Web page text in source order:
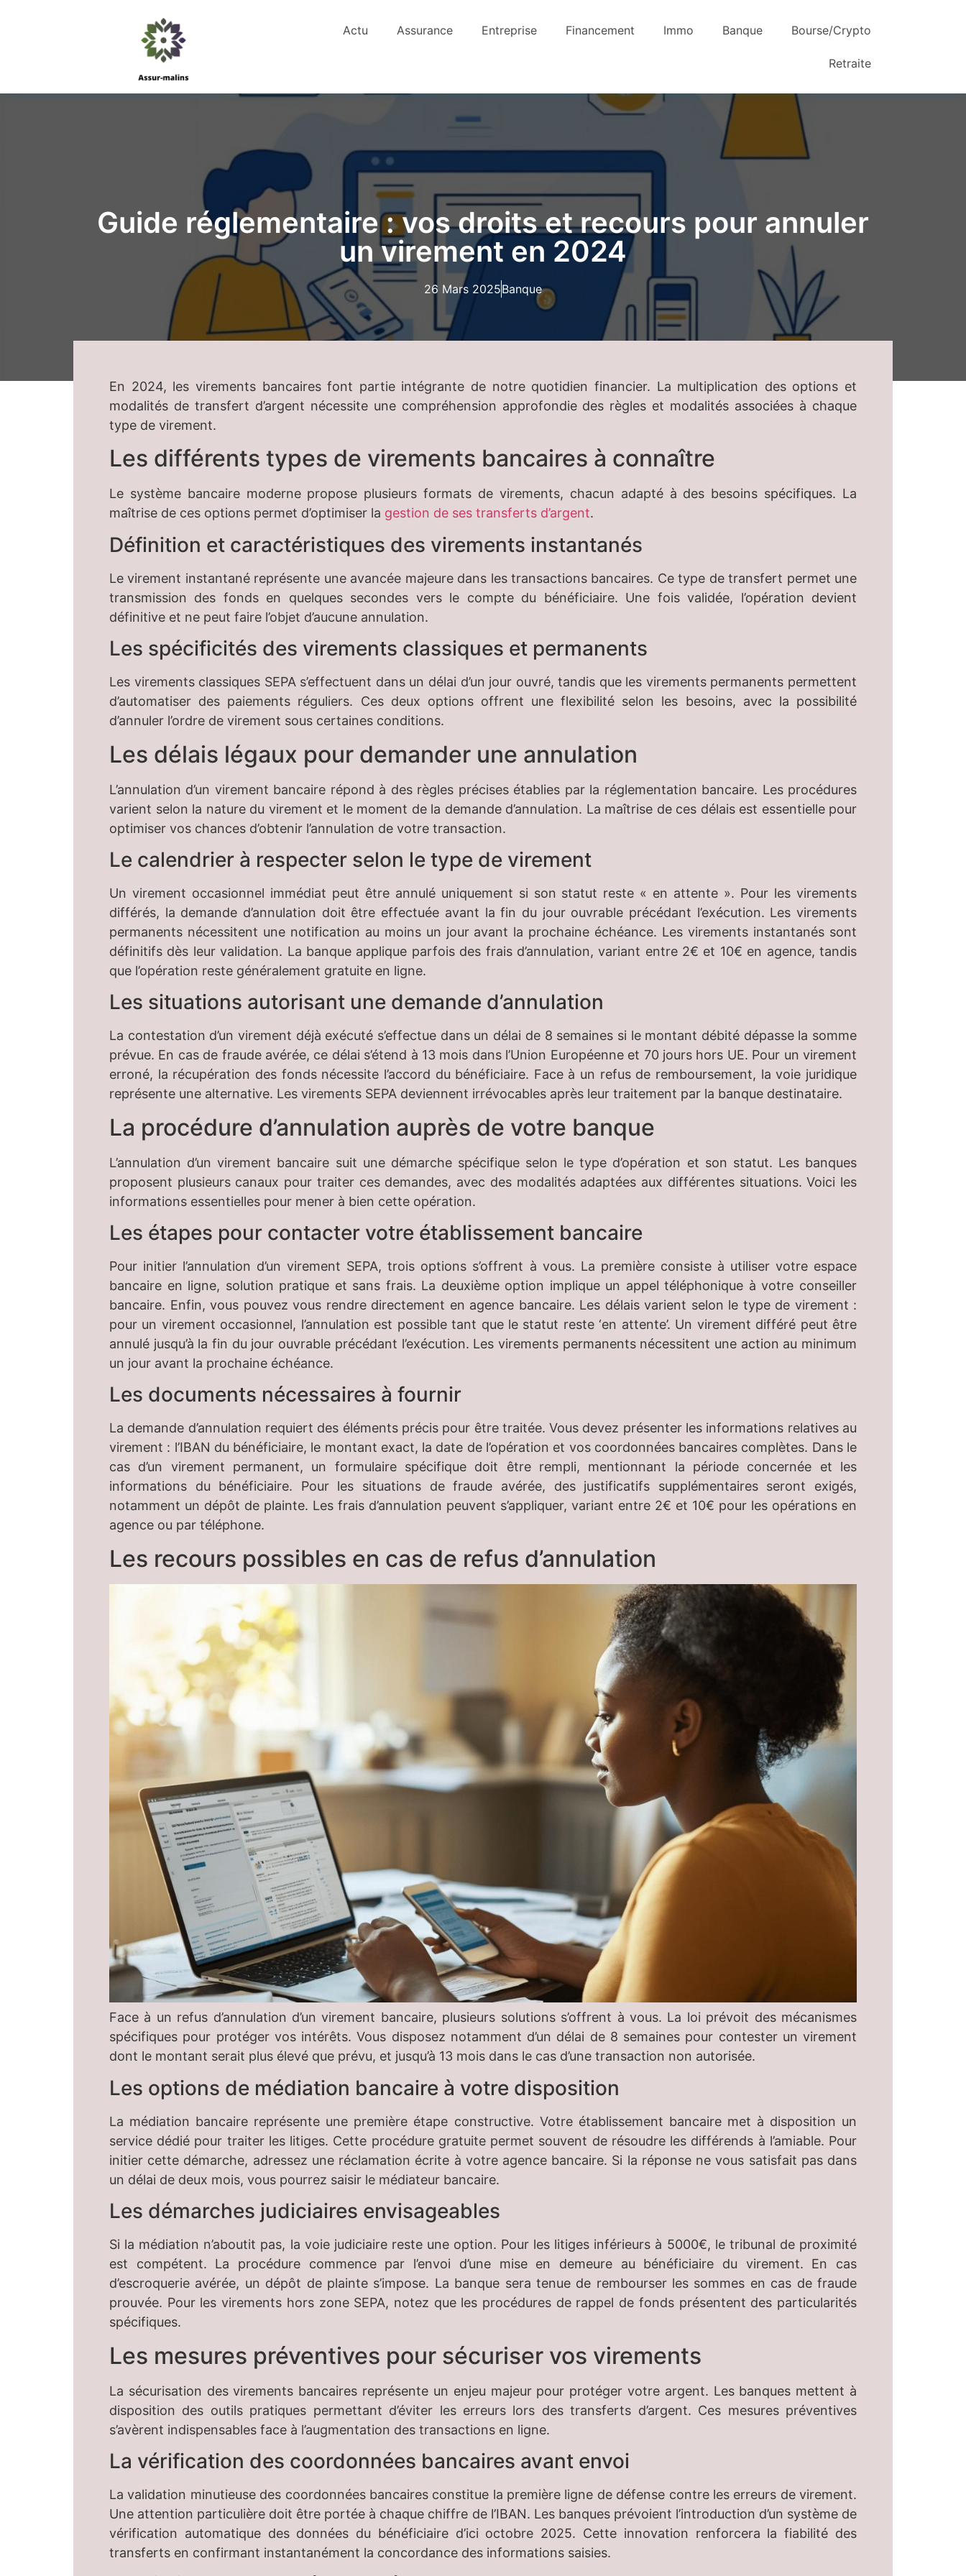
Actu Assurance Entreprise Financement Immo Banque Bourse/Crypto
Retraite
Guide réglementaire : vos droits et recours pour annuler
un virement en 2024
26 Mars 2025Banque
En 2024, les virements bancaires font partie intégrante de notre quotidien financier. La multiplication des options et
modalités de transfert d’argent nécessite une compréhension approfondie des règles et modalités associées à chaque
type de virement.
Les différents types de virements bancaires à connaître
Le système bancaire moderne propose plusieurs formats de virements, chacun adapté à des besoins spécifiques. La
maîtrise de ces options permet d’optimiser la gestion de ses transferts d’argent.
Définition et caractéristiques des virements instantanés
Le virement instantané représente une avancée majeure dans les transactions bancaires. Ce type de transfert permet une
transmission des fonds en quelques secondes vers le compte du bénéficiaire. Une fois validée, l’opération devient
définitive et ne peut faire l’objet d’aucune annulation.
Les spécificités des virements classiques et permanents
Les virements classiques SEPA s’effectuent dans un délai d’un jour ouvré, tandis que les virements permanents permettent
d’automatiser des paiements réguliers. Ces deux options offrent une flexibilité selon les besoins, avec la possibilité
d’annuler l’ordre de virement sous certaines conditions.
Les délais légaux pour demander une annulation
L’annulation d’un virement bancaire répond à des règles précises établies par la réglementation bancaire. Les procédures
varient selon la nature du virement et le moment de la demande d’annulation. La maîtrise de ces délais est essentielle pour
optimiser vos chances d’obtenir l’annulation de votre transaction.
Le calendrier à respecter selon le type de virement
Un virement occasionnel immédiat peut être annulé uniquement si son statut reste « en attente ». Pour les virements
différés, la demande d’annulation doit être effectuée avant la fin du jour ouvrable précédant l’exécution. Les virements
permanents nécessitent une notification au moins un jour avant la prochaine échéance. Les virements instantanés sont
définitifs dès leur validation. La banque applique parfois des frais d’annulation, variant entre 2€ et 10€ en agence, tandis
que l’opération reste généralement gratuite en ligne.
Les situations autorisant une demande d’annulation
La contestation d’un virement déjà exécuté s’effectue dans un délai de 8 semaines si le montant débité dépasse la somme
prévue. En cas de fraude avérée, ce délai s’étend à 13 mois dans l’Union Européenne et 70 jours hors UE. Pour un virement
erroné, la récupération des fonds nécessite l’accord du bénéficiaire. Face à un refus de remboursement, la voie juridique
représente une alternative. Les virements SEPA deviennent irrévocables après leur traitement par la banque destinataire.
La procédure d’annulation auprès de votre banque
L’annulation d’un virement bancaire suit une démarche spécifique selon le type d’opération et son statut. Les banques
proposent plusieurs canaux pour traiter ces demandes, avec des modalités adaptées aux différentes situations. Voici les
informations essentielles pour mener à bien cette opération.
Les étapes pour contacter votre établissement bancaire
Pour initier l’annulation d’un virement SEPA, trois options s’offrent à vous. La première consiste à utiliser votre espace
bancaire en ligne, solution pratique et sans frais. La deuxième option implique un appel téléphonique à votre conseiller
bancaire. Enfin, vous pouvez vous rendre directement en agence bancaire. Les délais varient selon le type de virement :
pour un virement occasionnel, l’annulation est possible tant que le statut reste ‘en attente’. Un virement différé peut être
annulé jusqu’à la fin du jour ouvrable précédant l’exécution. Les virements permanents nécessitent une action au minimum
un jour avant la prochaine échéance.
Les documents nécessaires à fournir
La demande d’annulation requiert des éléments précis pour être traitée. Vous devez présenter les informations relatives au
virement : l’IBAN du bénéficiaire, le montant exact, la date de l’opération et vos coordonnées bancaires complètes. Dans le
cas d’un virement permanent, un formulaire spécifique doit être rempli, mentionnant la période concernée et les
informations du bénéficiaire. Pour les situations de fraude avérée, des justificatifs supplémentaires seront exigés,
notamment un dépôt de plainte. Les frais d’annulation peuvent s’appliquer, variant entre 2€ et 10€ pour les opérations en
agence ou par téléphone.
Les recours possibles en cas de refus d’annulation
Face à un refus d’annulation d’un virement bancaire, plusieurs solutions s’offrent à vous. La loi prévoit des mécanismes
spécifiques pour protéger vos intérêts. Vous disposez notamment d’un délai de 8 semaines pour contester un virement
dont le montant serait plus élevé que prévu, et jusqu’à 13 mois dans le cas d’une transaction non autorisée.
Les options de médiation bancaire à votre disposition
La médiation bancaire représente une première étape constructive. Votre établissement bancaire met à disposition un
service dédié pour traiter les litiges. Cette procédure gratuite permet souvent de résoudre les différends à l’amiable. Pour
initier cette démarche, adressez une réclamation écrite à votre agence bancaire. Si la réponse ne vous satisfait pas dans
un délai de deux mois, vous pourrez saisir le médiateur bancaire.
Les démarches judiciaires envisageables
Si la médiation n’aboutit pas, la voie judiciaire reste une option. Pour les litiges inférieurs à 5000€, le tribunal de proximité
est compétent. La procédure commence par l’envoi d’une mise en demeure au bénéficiaire du virement. En cas
d’escroquerie avérée, un dépôt de plainte s’impose. La banque sera tenue de rembourser les sommes en cas de fraude
prouvée. Pour les virements hors zone SEPA, notez que les procédures de rappel de fonds présentent des particularités
spécifiques.
Les mesures préventives pour sécuriser vos virements
La sécurisation des virements bancaires représente un enjeu majeur pour protéger votre argent. Les banques mettent à
disposition des outils pratiques permettant d’éviter les erreurs lors des transferts d’argent. Ces mesures préventives
s’avèrent indispensables face à l’augmentation des transactions en ligne.
La vérification des coordonnées bancaires avant envoi
La validation minutieuse des coordonnées bancaires constitue la première ligne de défense contre les erreurs de virement.
Une attention particulière doit être portée à chaque chiffre de l’IBAN. Les banques prévoient l’introduction d’un système de
vérification automatique des données du bénéficiaire d’ici octobre 2025. Cette innovation renforcera la fiabilité des
transferts en confirmant instantanément la concordance des informations saisies.